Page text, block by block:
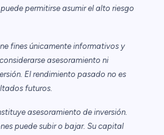
permitirse asumir el alto riesgo
fines únicamente informativos y
asesoramiento ni
El rendimiento pasado no es
futuros.
asesoramiento de inversión.
puede subir o bajar. Su capital